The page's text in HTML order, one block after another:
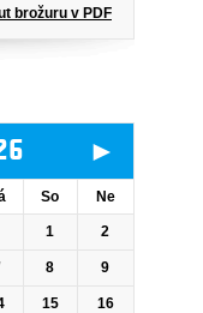
brožuru v PDF
►
So Ne
1 2
8 9
15 16